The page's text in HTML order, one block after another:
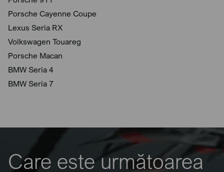
Porsche Cayenne Coupe
Lexus Seria RX
Volkswagen Touareg
Porsche Macan
BMW Seria 4
BMW Seria 7
Care este următoarea